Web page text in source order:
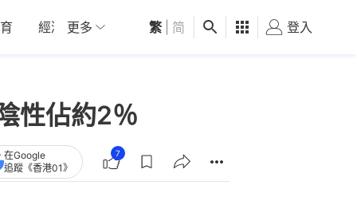
經濟 01深圳 觀點 健康 好食玩飛
更多 繁 简 登入
性佔約2％
在Google
追蹤《香港01》
7